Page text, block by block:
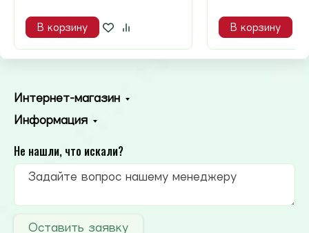
В корзину В корзину
Интернет-магазин
Информация
Не нашли, что искали?
Оставить заявку